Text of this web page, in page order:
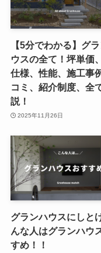
【5分でわかる】グ
ウスの全て！坪単価
仕様、性能、施工事
コミ、紹介制度、全
説！
2025年11月26日
グランハウスにしと
んな人はグランハウ
すめ！！